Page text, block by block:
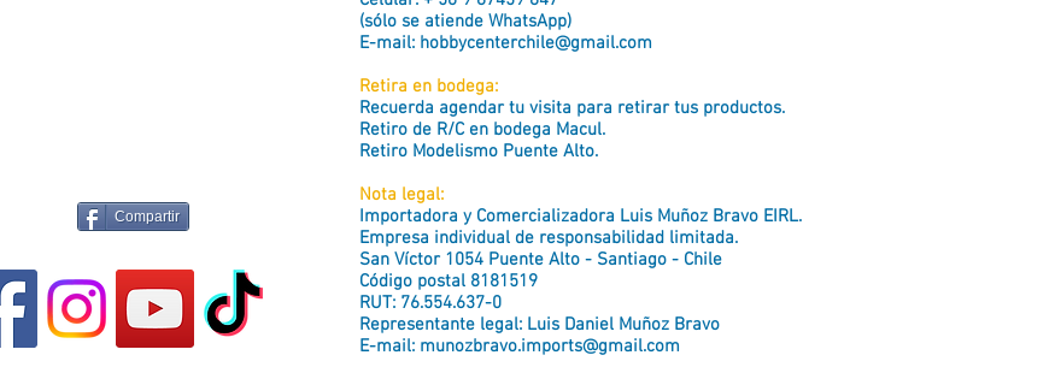
Compartir
(sólo se atiende WhatsApp)
E-mail: hobbycenterchile@gmail.com
Retira en bodega:
Recuerda agendar tu visita para retirar tus productos.
Retiro de R/C en bodega Macul.
Retiro Modelismo Puente Alto.
Nota legal:
Importadora y Comercializadora Luis Muñoz Bravo EIRL.
Empresa individual de responsabilidad limitada.
San Víctor 1054 Puente Alto - Santiago - Chile
Código postal 8181519
RUT: 76.554.637-0
Representante legal: Luis Daniel Muñoz Bravo
E-mail: munozbravo.imports@gmail.com